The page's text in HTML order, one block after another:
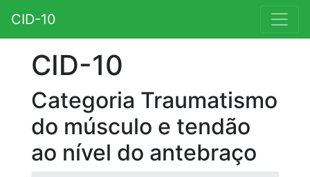
CID-10
CID-10
Categoria Traumatismo
do músculo e tendão
ao nível do antebraço